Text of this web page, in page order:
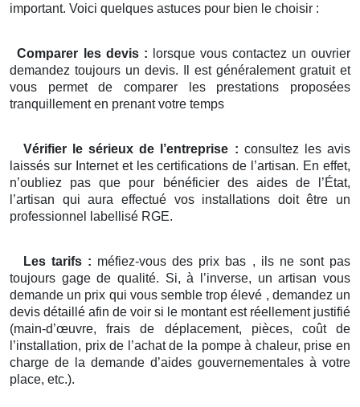
important. Voici quelques astuces pour bien le choisir :
Comparer les devis : lorsque vous contactez un ouvrier
demandez toujours un devis. Il est généralement gratuit et
vous permet de comparer les prestations proposées
tranquillement en prenant votre temps
Vérifier le sérieux de l’entreprise : consultez les avis
laissés sur Internet et les certifications de l’artisan. En effet,
n’oubliez pas que pour bénéficier des aides de l’État,
l’artisan qui aura effectué vos installations doit être un
professionnel labellisé RGE.
Les tarifs : méfiez-vous des prix bas , ils ne sont pas
toujours gage de qualité. Si, à l’inverse, un artisan vous
demande un prix qui vous semble trop élevé , demandez un
devis détaillé afin de voir si le montant est réellement justifié
(main-d’œuvre, frais de déplacement, pièces, coût de
l’installation, prix de l’achat de la pompe à chaleur, prise en
charge de la demande d’aides gouvernementales à votre
place, etc.).